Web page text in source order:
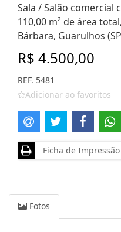
Sala / Salão comercial
110,00 m² de área
Bárbara, Guarulhos
R$ 4.500,00
REF. 5481
Adicionar ao favoritos
Ficha de Impressão
Fotos